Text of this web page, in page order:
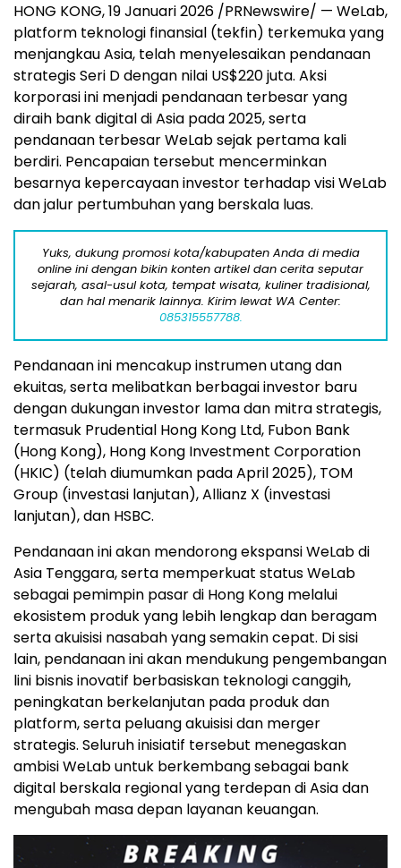
HONG KONG, 19 Januari 2026 /PRNewswire/ — WeLab,
platform teknologi finansial (tekfin) terkemuka yang
menjangkau Asia, telah menyelesaikan pendanaan
strategis Seri D dengan nilai US$220 juta. Aksi
korporasi ini menjadi pendanaan terbesar yang
diraih bank digital di Asia pada 2025, serta
pendanaan terbesar WeLab sejak pertama kali
berdiri. Pencapaian tersebut mencerminkan
besarnya kepercayaan investor terhadap visi WeLab
dan jalur pertumbuhan yang berskala luas.
Yuks, dukung promosi kota/kabupaten Anda di media
online ini dengan bikin konten artikel dan cerita seputar
sejarah, asal-usul kota, tempat wisata, kuliner tradisional,
dan hal menarik lainnya. Kirim lewat WA Center:
085315557788.
Pendanaan ini mencakup instrumen utang dan
ekuitas, serta melibatkan berbagai investor baru
dengan dukungan investor lama dan mitra strategis,
termasuk Prudential Hong Kong Ltd, Fubon Bank
(Hong Kong), Hong Kong Investment Corporation
(HKIC) (telah diumumkan pada April 2025), TOM
Group (investasi lanjutan), Allianz X (investasi
lanjutan), dan HSBC.
Pendanaan ini akan mendorong ekspansi WeLab di
Asia Tenggara, serta memperkuat status WeLab
sebagai pemimpin pasar di Hong Kong melalui
ekosistem produk yang lebih lengkap dan beragam
serta akuisisi nasabah yang semakin cepat. Di sisi
lain, pendanaan ini akan mendukung pengembangan
lini bisnis inovatif berbasiskan teknologi canggih,
peningkatan berkelanjutan pada produk dan
platform, serta peluang akuisisi dan merger
strategis. Seluruh inisiatif tersebut menegaskan
ambisi WeLab untuk berkembang sebagai bank
digital berskala regional yang terdepan di Asia dan
mengubah masa depan layanan keuangan.